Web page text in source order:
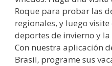
Roque para probar las
regionales, y luego
deportes de invierno y
Con nuestra aplicación
Brasil, programe sus